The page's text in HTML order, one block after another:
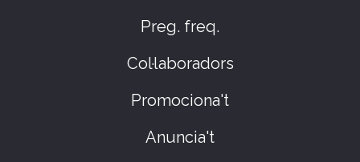
Preg. freq.
Col·laboradors
Promociona't
Anuncia't